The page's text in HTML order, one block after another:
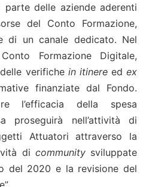
parte delle aziende aderenti
del Conto Formazione,
di un canale dedicato. Nel
Formazione Digitale,
verifichein itinere ed ex
finanziate dal Fondo.
l’efficacia della spesa
proseguirà nell’attività di
Attuatori attraverso la
di communitysviluppate
del 2020 e la revisione del